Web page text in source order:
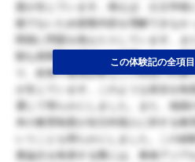
題が生じています。例えば、公立学校
能でないため授業内容を理解できなか
関係に問題を抱えたりしています。ま
額な授業料の支払いが必要になり、家
り、給食や健康診断などの制度の対
が生じています。このような状況を制
通じて明らかにしました。また、他国
本の教育制度が在日外国人に対する教
いうことも明らかにしました。この経
業論文を執筆する際には、東南アジア
この体験記の全項